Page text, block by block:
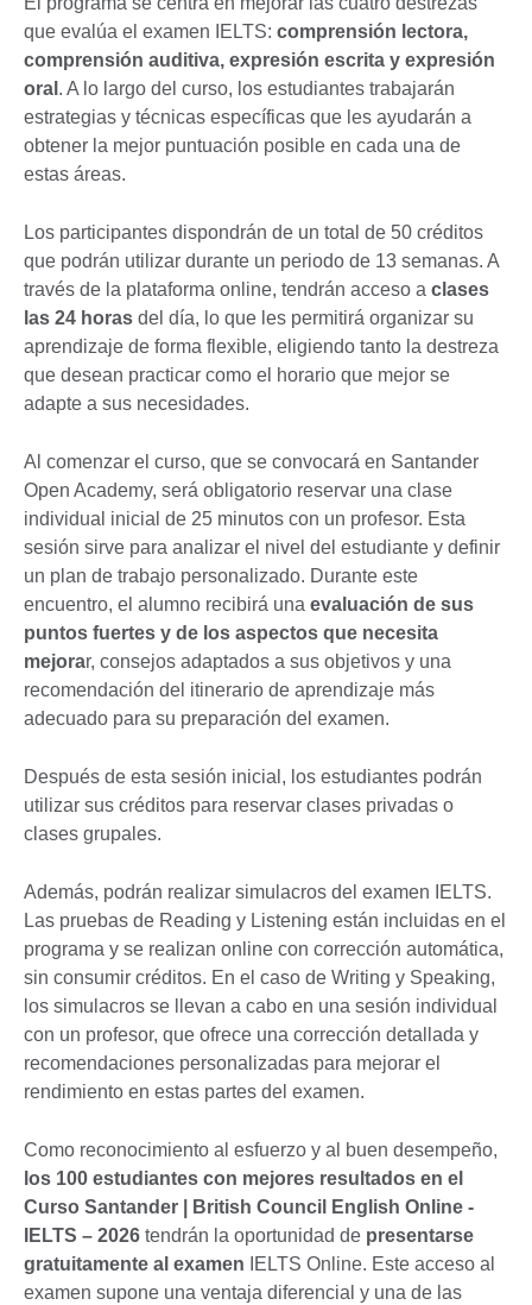
que evalúa el examen IELTS: comprensión lectora,
comprensión auditiva, expresión escrita y expresión
oral . A lo largo del curso, los estudiantes trabajarán
estrategias y técnicas específicas que les ayudarán a
obtener la mejor puntuación posible en cada una de
estas áreas.
Los participantes dispondrán de un total de 50 créditos
que podrán utilizar durante un periodo de 13 semanas. A
través de la plataforma online, tendrán acceso a clases
las 24 horas del día, lo que les permitirá organizar su
aprendizaje de forma flexible, eligiendo tanto la destreza
que desean practicar como el horario que mejor se
adapte a sus necesidades.
Al comenzar el curso, que se convocará en Santander
Open Academy, será obligatorio reservar una clase
individual inicial de 25 minutos con un profesor. Esta
sesión sirve para analizar el nivel del estudiante y definir
un plan de trabajo personalizado. Durante este
encuentro, el alumno recibirá una evaluación de sus
puntos fuertes y de los aspectos que necesita
mejorar, consejos adaptados a sus objetivos y una
recomendación del itinerario de aprendizaje más
adecuado para su preparación del examen.
Después de esta sesión inicial, los estudiantes podrán
utilizar sus créditos para reservar clases privadas o
clases grupales.
Además, podrán realizar simulacros del examen IELTS.
Las pruebas de Reading y Listening están incluidas en el
programa y se realizan online con corrección automática,
sin consumir créditos. En el caso de Writing y Speaking,
los simulacros se llevan a cabo en una sesión individual
con un profesor, que ofrece una corrección detallada y
recomendaciones personalizadas para mejorar el
rendimiento en estas partes del examen.
Como reconocimiento al esfuerzo y al buen desempeño,
los 100 estudiantes con mejores resultados en el
Curso Santander | British Council English Online -
IELTS – 2026 tendrán la oportunidad de presentarse
gratuitamente al examen
IELTS Online. Este acceso al
examen supone una ventaja diferencial y una de las